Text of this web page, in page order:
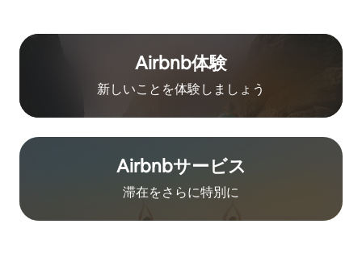
Airbnb体験
新しいことを体験しましょう
Airbnb⁠サ⁠ー⁠ビ⁠ス
滞在をさ⁠ら⁠に特⁠別⁠に